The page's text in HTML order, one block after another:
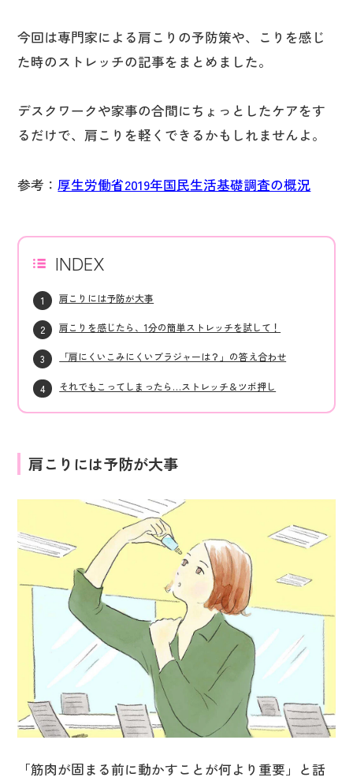
今回は専門家による肩こりの予防策や、こりを感じ
た時のストレッチの記事をまとめました。
デスクワークや家事の合間にちょっとしたケアをす
るだけで、肩こりを軽くできるかもしれませんよ。
参考： 厚生労働省2019年国民生活基礎調査の概況
INDEX
肩こりには予防が大事
肩こりを感じたら、1分の簡単ストレッチを試して！
「肩にくいこみにくいブラジャーは？」の答え合わせ
それでもこってしまったら…ストレッチ＆ツボ押し
肩こりには予防が大事
「筋肉が固まる前に動かすことが何より重要」と話